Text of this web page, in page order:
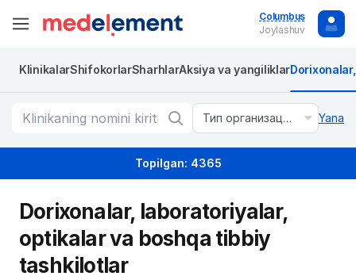
Columbus
Joylashuv
KlinikalarShifokorlarSharhlarAksiya va yangiliklar
Тип организации Yana
Topilgan: 4365
Dorixonalar, laboratoriyalar,
optikalar va boshqa tibbiy
tashkilotlar